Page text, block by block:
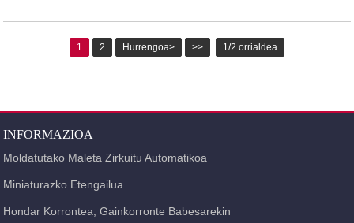
1 2 Hurrengoa> >> 1/2 orrialdea
INFORMAZIOA
Moldatutako Maleta Zirkuitu Automatikoa
Miniaturazko Etengailua
Hondar Korrontea, Gainkorronte Babesarekin